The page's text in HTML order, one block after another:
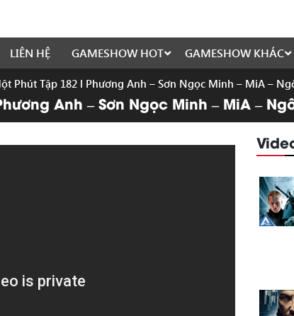
LIÊN HỆ GAMESHOW HOT GAMESHOW KHÁC
Phút Tập 182 l Phương Anh – Sơn Ngọc Minh – MiA –
Anh – Sơn Ngọc Minh – MiA –